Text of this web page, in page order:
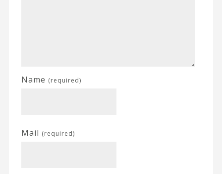
Name (required)
Mail (required)